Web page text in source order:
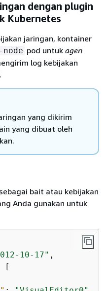
dengan plugin
Kubernetes
jaringan, kontainer
node pod untuk agen
log kebijakan
yang dikirim
yang dibuat oleh
bait atau kebijakan
Anda gunakan untuk
10-17" ,
[